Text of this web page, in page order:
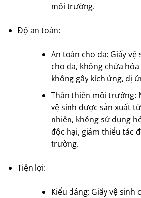
môi trường.
Độ an toàn:
An toàn cho da: Giấy vệ
cho da, không chứa
không gây kích ứng, dị
Thân thiện môi trường:
vệ sinh được sản xuất
nhiên, không sử dụng
độc hại, giảm thiểu tác
trường.
Tiện lợi:
Kiểu dáng: Giấy vệ sinh